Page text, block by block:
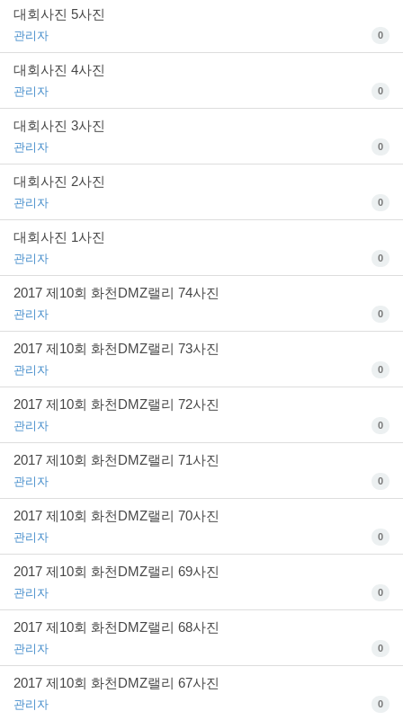
대회사진 5사진
관리자 0
대회사진 4사진
관리자 0
대회사진 3사진
관리자 0
대회사진 2사진
관리자 0
대회사진 1사진
관리자 0
2017 제10회 화천DMZ랠리 74사진
관리자 0
2017 제10회 화천DMZ랠리 73사진
관리자 0
2017 제10회 화천DMZ랠리 72사진
관리자 0
2017 제10회 화천DMZ랠리 71사진
관리자 0
2017 제10회 화천DMZ랠리 70사진
관리자 0
2017 제10회 화천DMZ랠리 69사진
관리자 0
2017 제10회 화천DMZ랠리 68사진
관리자 0
2017 제10회 화천DMZ랠리 67사진
관리자 0